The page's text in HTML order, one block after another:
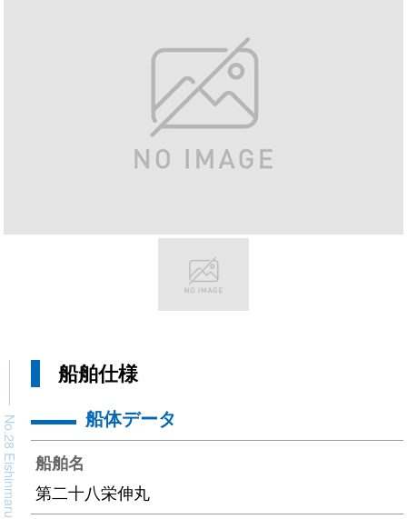
No.28 Eishinmaru
船舶仕様
船体データ
船舶名
第二十八栄伸丸